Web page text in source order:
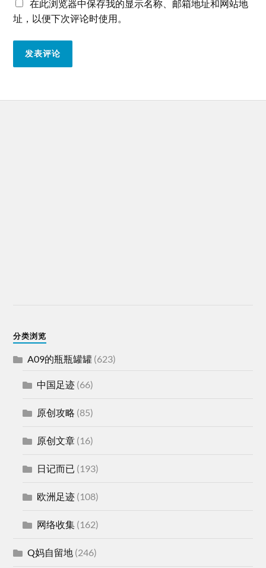
在此浏览器中保存我的显示名称、邮箱地址和网站地
址，以便下次评论时使用。
分类浏览
A09的瓶瓶罐罐 (623)
中国足迹 (66)
原创攻略 (85)
原创文章 (16)
日记而已 (193)
欧洲足迹 (108)
网络收集 (162)
Q妈自留地 (246)